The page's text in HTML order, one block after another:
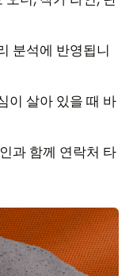
분석에 반영됩니
이 살아 있을 때 바
과 함께 연락처 타